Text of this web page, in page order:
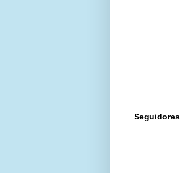
Seguidores